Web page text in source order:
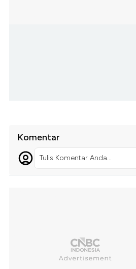
Komentar
Tulis Komentar Anda...